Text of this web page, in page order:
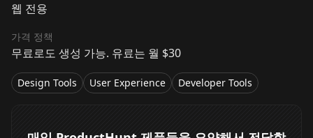
웹 전용
가격 정책
무료로도 생성 가능. 유료는 월 $30
Design Tools User Experience Developer Tools